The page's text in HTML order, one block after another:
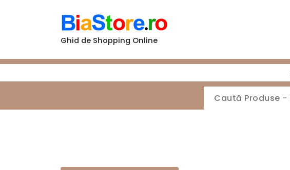
Ghid de Shopping Online